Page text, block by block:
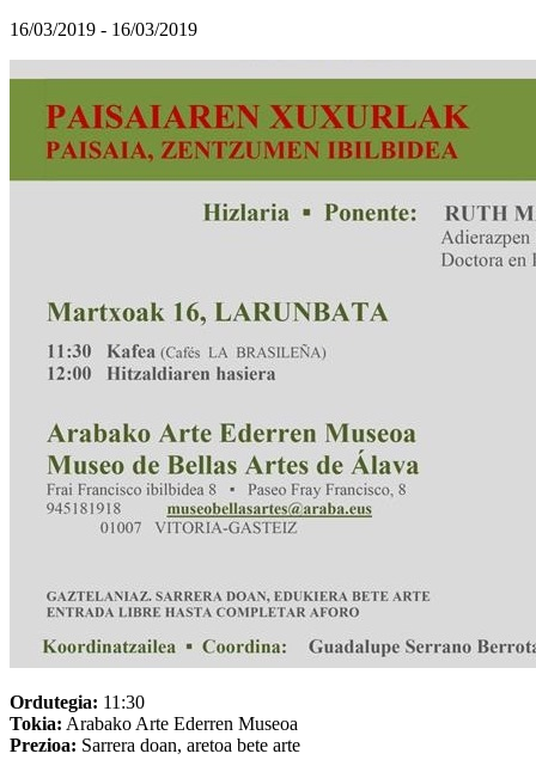
16/03/2019 - 16/03/2019
Ordutegia: 11:30
Tokia: Arabako Arte Ederren Museoa
Prezioa: Sarrera doan, aretoa bete arte